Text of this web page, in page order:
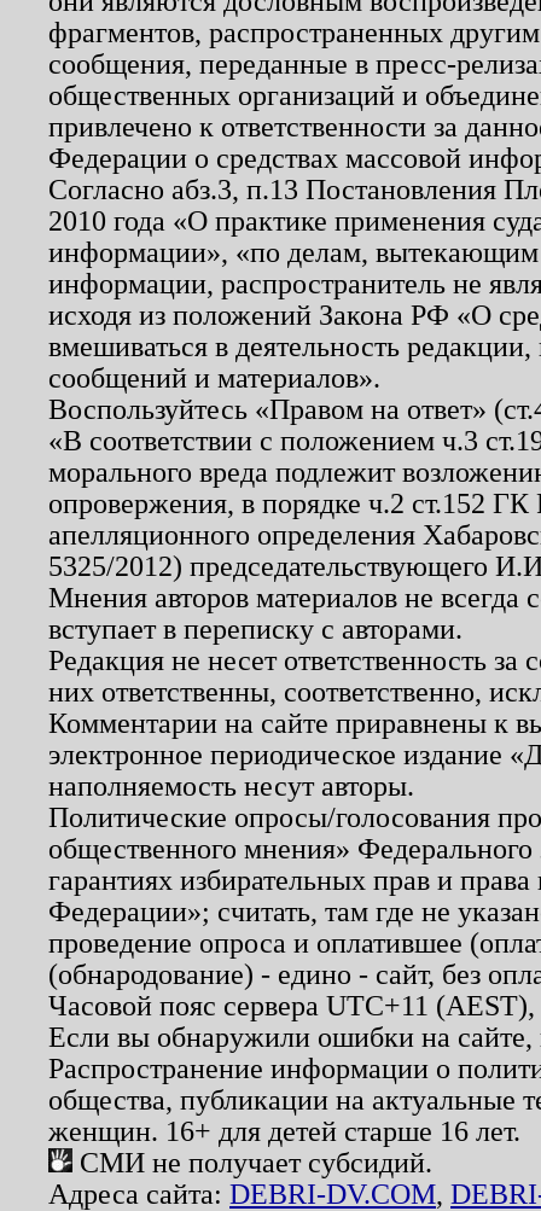
фрагментов, распространенных
сообщения, переданные в пресс-
общественных организаций и
привлечено к ответственности за
Федерации о средствах массовой
Согласно абз.3, п.13 Постановления
2010 года «О практике применения
информации», «по делам, вытекающим
информации, распространитель не
исходя из положений Закона РФ «О
вмешиваться в деятельность
сообщений и материалов».
Воспользуйтесь «Правом на ответ»
«В соответствии с положением ч.3
морального вреда подлежит
опровержения, в порядке ч.2 ст.152
апелляционного определения
5325/2012) председательствующего
Мнения авторов материалов не
вступает в переписку с авторами.
Редакция не несет ответственность
них ответственны, соответственно,
Комментарии на сайте приравнены к
электронное периодическое издание
наполняемость несут авторы.
Политические опросы/голосования
общественного мнения»
гарантиях избирательных прав и
Федерации»; считать, там где не
проведение опроса и оплатившее
(обнародование) - едино - сайт, без
Часовой пояс сервера UTC+11
Если вы обнаружили ошибки на
Распространение информации о
общества, публикации на актуальные
женщин. 16+ для детей старше 16 лет.
СМИ не получает субсидий.
Адреса сайта: DEBRI-DV.COM,